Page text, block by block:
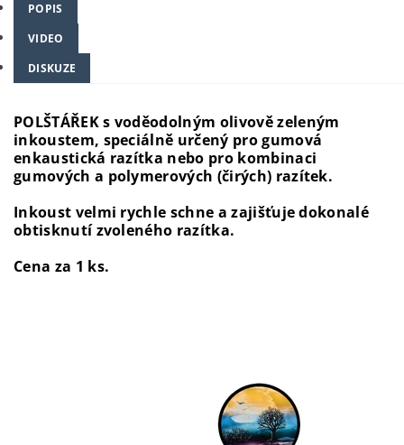
POPIS
VIDEO
DISKUZE
POLŠTÁŘEK s voděodolným olivově zeleným
inkoustem, speciálně určený pro gumová
enkaustická razítka nebo pro kombinaci
gumových a polymerových (čirých) razítek.
Inkoust velmi rychle schne a zajišťuje dokonalé
obtisknutí zvoleného razítka.
Cena za 1 ks.